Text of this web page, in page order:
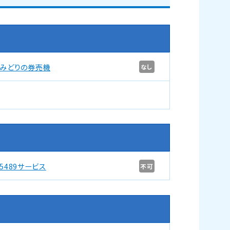
みどりの券売機 なし
5489サービス 不可